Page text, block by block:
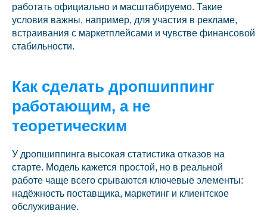
работать официально и масштабируемо. Такие
условия важны, например, для участия в рекламе,
встраивания с маркетплейсами и чувстве финансовой
стабильности.
Как сделать дропшиппинг
работающим, а не
теоретическим
У дропшиппинга высокая статистика отказов на
старте. Модель кажется простой, но в реальной
работе чаще всего срываются ключевые элементы:
надёжность поставщика, маркетинг и клиентское
обслуживание.